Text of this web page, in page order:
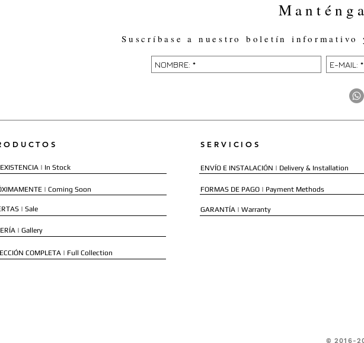
Suscríbase a nuestro boletín
| In Stock
| Coming Soon
| Sale
| Gallery
COMPLETA | Full Collection
SERVICIOS
ENVÍO E INSTALACIÓN | Delivery & Installation
FORMAS DE PAGO | Payment Methods
GARANTÍA | Warranty
© 2016-